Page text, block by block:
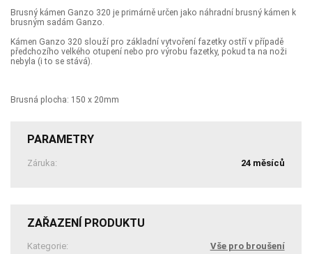
Brusný kámen Ganzo 320 je primárně určen jako náhradní brusný kámen k
brusným sadám Ganzo.
Kámen Ganzo 320 slouží pro základní vytvoření fazetky ostří v případě
předchozího velkého otupení nebo pro výrobu fazetky, pokud ta na noži
nebyla (i to se stává).
Brusná plocha: 150 x 20mm
PARAMETRY
Záruka: 24 měsíců
ZAŘAZENÍ PRODUKTU
Kategorie:
Vše pro broušení